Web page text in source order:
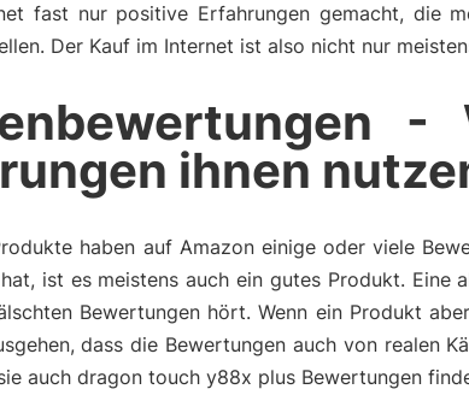
fast nur positive Erfahrungen gemacht, die
Der Kauf im Internet ist also nicht nur
ihnen
haben auf Amazon einige oder viele
ist es meistens auch ein gutes Produkt.
Bewertungen hört. Wenn ein Produkt
dass die Bewertungen auch von realen
auch dragon touch y88x plus Bewertungen